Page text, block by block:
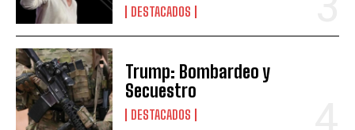
DESTACADOS
Trump: Bombardeo y
Secuestro
DESTACADOS